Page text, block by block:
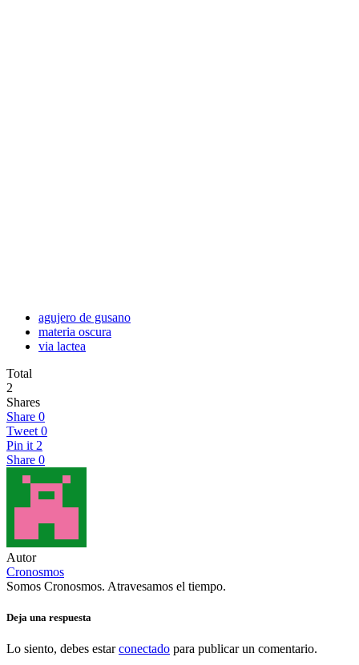
agujero de gusano
materia oscura
via lactea
Total
2
Shares
Share 0
Tweet 0
Pin it 2
Share 0
Autor
Cronosmos
Somos Cronosmos. Atravesamos el tiempo.
Deja una respuesta
Lo siento, debes estarconectado para publicar un comentario.